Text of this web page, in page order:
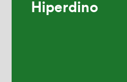
Hiperdino